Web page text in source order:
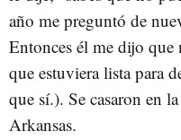
año me preguntó de
Entonces él me dijo que
que estuviera lista para
que sí.). Se casaron en
Arkansas.